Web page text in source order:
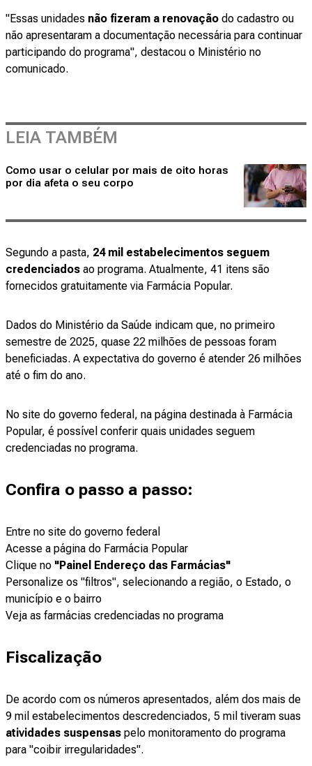
"Essas unidades não fizeram a renovação do cadastro ou
não apresentaram a documentação necessária para continuar
participando do programa", destacou o Ministério no
comunicado.
LEIA TAMBÉM
Como usar o celular por mais de oito horas
por dia afeta o seu corpo
Segundo a pasta, 24 mil estabelecimentos seguem
credenciados ao programa. Atualmente, 41 itens são
fornecidos gratuitamente via Farmácia Popular.
Dados do Ministério da Saúde indicam que, no primeiro
semestre de 2025, quase 22 milhões de pessoas foram
beneficiadas. A expectativa do governo é atender 26 milhões
até o fim do ano.
No site do governo federal, na página destinada à Farmácia
Popular, é possível conferir quais unidades seguem
credenciadas no programa.
Confira o passo a passo:
Entre no site do governo federal
Acesse a página do Farmácia Popular
Clique no "Painel Endereço das Farmácias"
Personalize os "filtros", selecionando a região, o Estado, o
município e o bairro
Veja as farmácias credenciadas no programa
Fiscalização
De acordo com os números apresentados, além dos mais de
9 mil estabelecimentos descredenciados, 5 mil tiveram suas
atividades suspensas pelo monitoramento do programa
para "coibir irregularidades".